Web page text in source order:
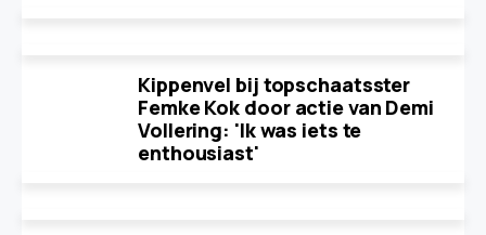
Kippenvel bij topschaatsster
Femke Kok door actie van Demi
Vollering: 'Ik was iets te
enthousiast'